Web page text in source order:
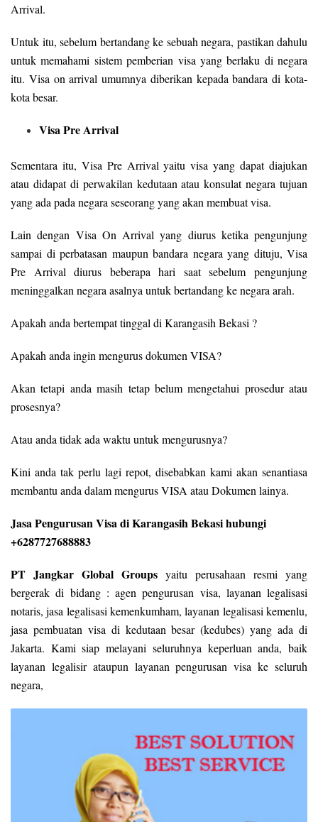
Arrival.
Untuk itu, sebelum bertandang ke sebuah negara, pastikan dahulu
untuk memahami sistem pemberian visa yang berlaku di negara
itu. Visa on arrival umumnya diberikan kepada bandara di kota-
kota besar.
Visa Pre Arrival
Sementara itu, Visa Pre Arrival yaitu visa yang dapat diajukan
atau didapat di perwakilan kedutaan atau konsulat negara tujuan
yang ada pada negara seseorang yang akan membuat visa.
Lain dengan Visa On Arrival yang diurus ketika pengunjung
sampai di perbatasan maupun bandara negara yang dituju, Visa
Pre Arrival diurus beberapa hari saat sebelum pengunjung
meninggalkan negara asalnya untuk bertandang ke negara arah.
Apakah anda bertempat tinggal di Karangasih Bekasi ?
Apakah anda ingin mengurus dokumen VISA?
Akan tetapi anda masih tetap belum mengetahui prosedur atau
prosesnya?
Atau anda tidak ada waktu untuk mengurusnya?
Kini anda tak perlu lagi repot, disebabkan kami akan senantiasa
membantu anda dalam mengurus VISA atau Dokumen lainya.
Jasa Pengurusan Visa di Karangasih Bekasi hubungi
+6287727688883
PT Jangkar Global Groups yaitu perusahaan resmi yang
bergerak di bidang : agen pengurusan visa, layanan legalisasi
notaris, jasa legalisasi kemenkumham, layanan legalisasi kemenlu,
jasa pembuatan visa di kedutaan besar (kedubes) yang ada di
Jakarta. Kami siap melayani seluruhnya keperluan anda, baik
layanan legalisir ataupun layanan pengurusan visa ke seluruh
negara,